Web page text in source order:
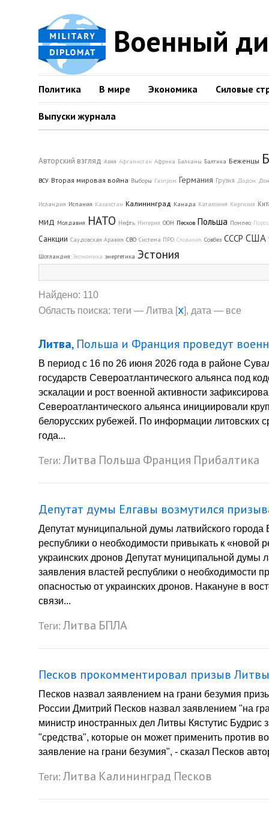
Военный
Политика В мире Экономика Силовые
Выпуски журнала
Авторский взгляд Азия Афганистан Африка Балканы Балтика Беженцы
ВСУ Вторая мировая война Выборы Газпром Германия Грузия Додон
Исландия Испания Казахстан Калининград Канада Каталония Киргизия
МИД Молдавия НАТО Нефть Нигерия ООН Песков Польша Помпео
Санкции Саудовская Аравия СВО Система ПРО Словакия Совбез СССР США
Шотландия Экономика энергетика Эстония
Найдено: 110
Область поиска: теги — Литва [x], дата — все
Литва, Польша и Франция проведут
В период с 16 по 26 июня 2026 года в районе
государств Североатлантического альянса под
эскалации и рост военной активности
Североатлантического альянса инициировали
белорусских рубежей. По информации литовских
года...
Теги: Литва Польша Франция Прибалтика
Депутат думы Елгавы возмутился
Депутат муниципальной думы латвийского
республики о необходимости привыкать к «новой
украинских дронов Депутат муниципальной думы
заявления властей республики о необходимости
опасностью от украинских дронов. Накануне в
связи...
Теги: Литва БПЛА
Песков прокомментировал призыв
Песков назвал заявлением на грани безумия
России Дмитрий Песков назвал заявлением "на
министр иностранных дел Литвы Кястутис Будрис
"средства", которые он может применить против
заявление на грани безумия", - сказал Песков
Теги: Литва Калининград Песков